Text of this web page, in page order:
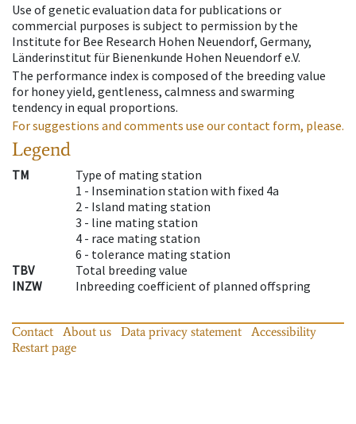
Use of genetic evaluation data for publications or
commercial purposes is subject to permission by the
Institute for Bee Research Hohen Neuendorf, Germany,
Länderinstitut für Bienenkunde Hohen Neuendorf e.V.
The performance index is composed of the breeding value
for honey yield, gentleness, calmness and swarming
tendency in equal proportions.
For suggestions and comments use our contact form, please.
Legend
TM
Type of mating station
1 - Insemination station with fixed 4a
2 - Island mating station
3 - line mating station
4 - race mating station
6 - tolerance mating station
TBV
Total breeding value
INZW
Inbreeding coefficient of planned offspring
Contact About us Data privacy statement
Accessibility
Restart page